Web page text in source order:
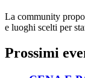
La community
e luoghi scelti per
Prossimi